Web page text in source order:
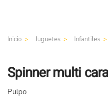
Inicio Juguetes Infantiles
Spinner multi
Pulpo